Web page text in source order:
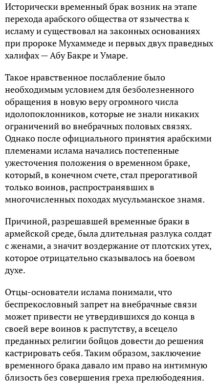
Исторически временный брак возник на этапе
перехода арабского общества от язычества к
исламу и существовал на законных основаниях
при пророке Мухаммеде и первых двух праведных
халифах — Абу Бакре и Умаре.
Такое нравственное послабление было
необходимым условием для безболезненного
обращения в новую веру огромного числа
идолопоклонников, которые не знали никаких
ограничений во внебрачных половых связях.
Однако после официального принятия арабскими
племенами ислама начались постепенные
ужесточения положения о временном браке,
который, в конечном счете, стал прерогативой
только воинов, распространявших в
многочисленных походах мусульманское знамя.
Причиной, разрешавшей временные браки в
армейской среде, была длительная разлука солдат
с женами, а значит воздержание от плотских утех,
которое отрицательно сказывалось на боевом
духе.
Отцы-основатели ислама понимали, что
беспрекословный запрет на внебрачные связи
может привести не утвердившихся до конца в
своей вере воинов к распутству, а всецело
преданных религии бойцов довести до решения
кастрировать себя. Таким образом, заключение
временного брака давало им право на интимную
близость без совершения греха прелюбодеяния.